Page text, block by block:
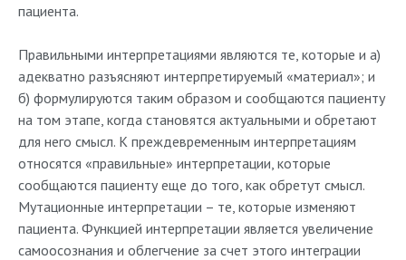
пациента.
Правильными интерпретациями являются те, которые и а)
адекватно разъясняют интерпретируемый «материал»; и
б) формулируются таким образом и сообщаются пациенту
на том этапе, когда становятся актуальными и обретают
для него смысл. К преждевременным интерпретациям
относятся «правильные» интерпретации, которые
сообщаются пациенту еще до того, как обретут смысл.
Мутационные интерпретации – те, которые изменяют
пациента. Функцией интерпретации является увеличение
самоосознания и облегчение за счет этого интеграции